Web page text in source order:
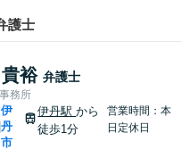
護士
裕 弁護士
務所
伊
丹
市
伊丹駅から
徒歩1分
営業時間：本
日定休日